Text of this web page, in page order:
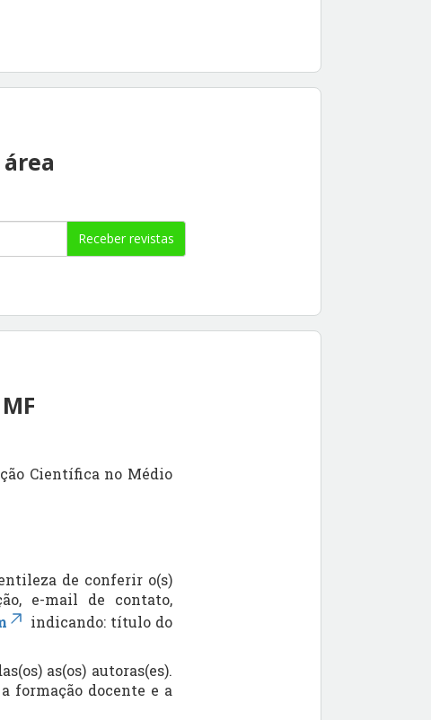
Receber revistas
Científica no Médio
de conferir o(s)
e-mail de contato,
indicando: título do
as(os) autoras(es).
formação docente e a